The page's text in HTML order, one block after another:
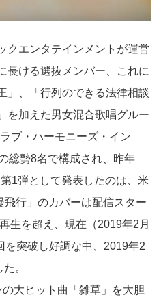
クエンタテインメントが運営
長ける選抜メンバー、これに
」、「行列のできる法律相談
を加えた男女混合歌唱グルー
ブ・ハーモニーズ・イン
総勢8名で構成され、昨年
1弾として発表したのは、米
行」のカバーは配信スター
生を超え、現在（2019年2月
を突破し好調な中、2019年2
。
大ヒット曲「雑草」を大胆